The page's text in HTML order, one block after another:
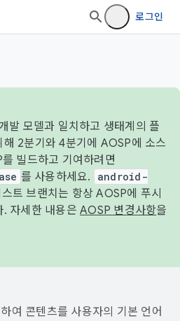
로그인
발 모델과 일치하고 생태계의 플
2분기와 4분기에 AOSP에 소스
빌드하고 기여하려면
를 사용하세요.
android-
트 브랜치는 항상 AOSP에 푸시
자세한 내용은 AOSP 변경사항을
여 콘텐츠를 사용자의 기본 언어